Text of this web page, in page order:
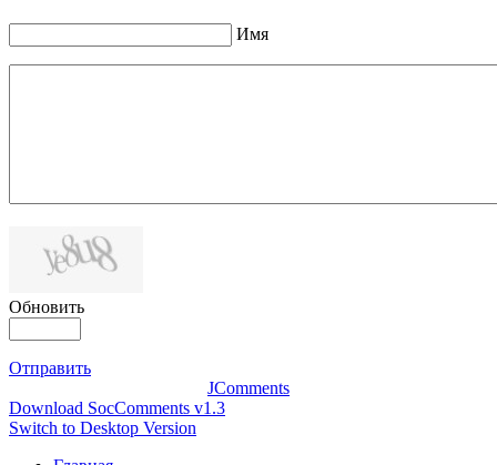
Имя
Обновить
Отправить
JComments
Download SocComments v1.3
Switch to Desktop Version